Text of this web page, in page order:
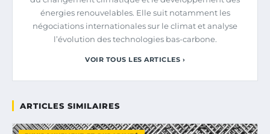
énergies renouvelables. Elle suit notamment les
négociations internationales sur le climat et analyse
l’évolution des technologies bas-carbone.
VOIR TOUS LES ARTICLES ›
ARTICLES SIMILAIRES